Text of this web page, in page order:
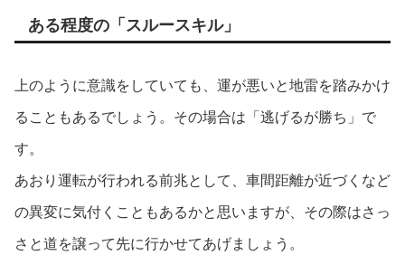
ある程度の「スルースキル」
上のように意識をしていても、運が悪いと地雷を踏みかけ
ることもあるでしょう。その場合は「逃げるが勝ち」で
す。
あおり運転が行われる前兆として、車間距離が近づくなど
の異変に気付くこともあるかと思いますが、その際はさっ
さと道を譲って先に行かせてあげましょう。